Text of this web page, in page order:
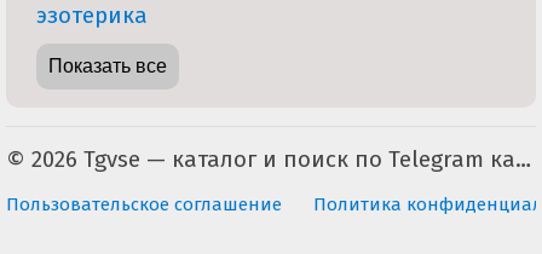
эзотерика
Показать все
© 2026 Tgvse — каталог и поиск по Telegram каналам (неофициальный). По всем вопросам пишите на tgvse.ru@gmail.com
Пользовательское соглашение Политика